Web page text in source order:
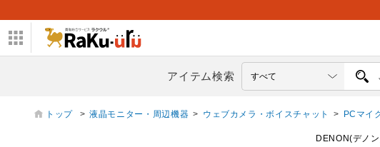
アイテム検索
トップ > 液晶モニター・周辺機器 > ウェブカメラ・ボイスチャット > PCマイ
DENON(デノ